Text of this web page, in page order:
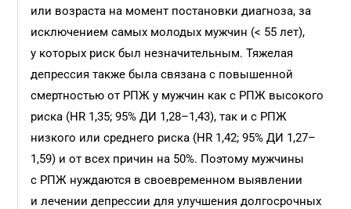
или возраста на момент постановки диагноза, за
исключением самых молодых мужчин (< 55 лет),
у которых риск был незначительным. Тяжелая
депрессия также была связана с повышенной
смертностью от РПЖ у мужчин как с РПЖ высокого
риска (HR 1,35; 95% ДИ 1,28–1,43), так и с РПЖ
низкого или среднего риска (HR 1,42; 95% ДИ 1,27–
1,59) и от всех причин на 50%. Поэтому мужчины
с РПЖ нуждаются в своевременном выявлении
и лечении депрессии для улучшения долгосрочных